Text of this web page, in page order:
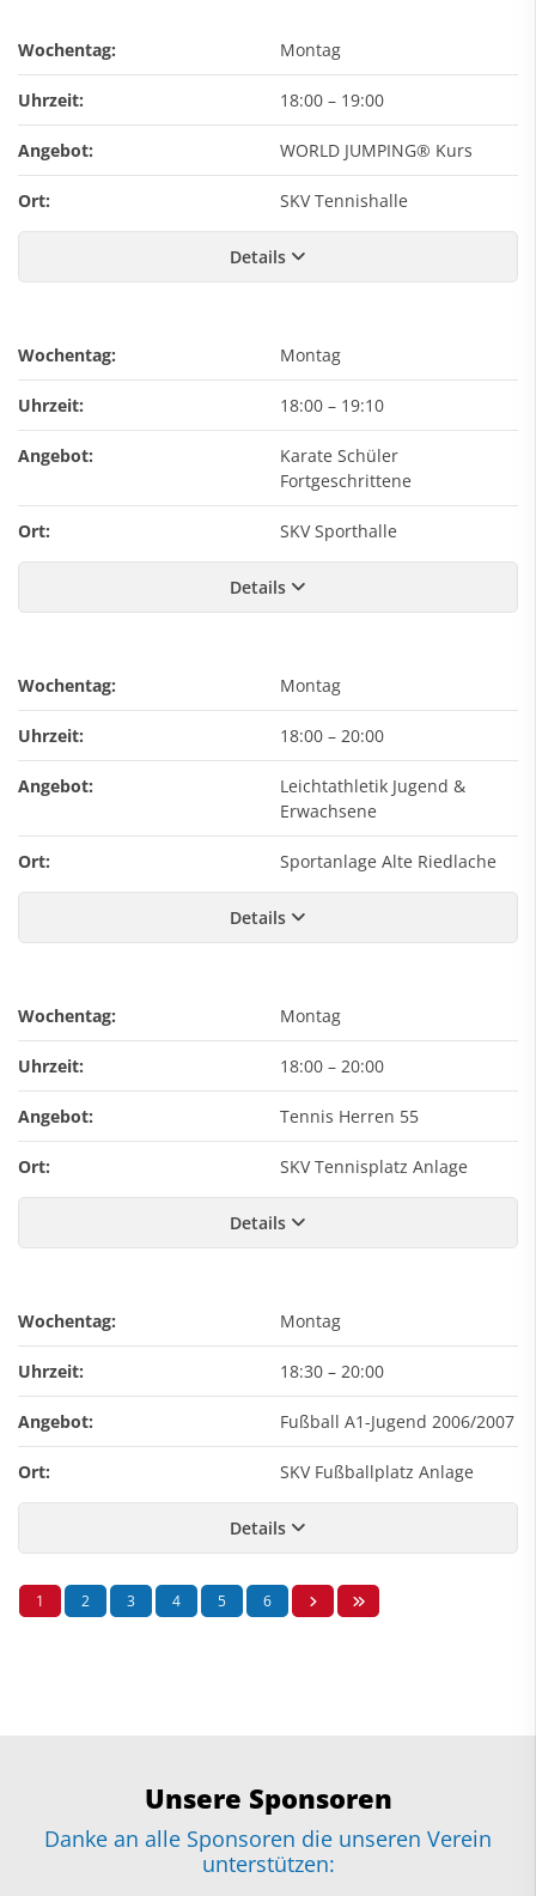
Wochentag: Montag
Uhrzeit: 18:00 – 19:00
Angebot: WORLD JUMPING® Kurs
Ort: SKV Tennishalle
Details
Wochentag: Montag
Uhrzeit: 18:00 – 19:10
Angebot:
Karate Schüler
Fortgeschrittene
Ort: SKV Sporthalle
Details
Wochentag: Montag
Uhrzeit: 18:00 – 20:00
Angebot:
Leichtathletik Jugend &
Erwachsene
Ort: Sportanlage Alte Riedlache
Details
Wochentag: Montag
Uhrzeit: 18:00 – 20:00
Angebot: Tennis Herren 55
Ort: SKV Tennisplatz Anlage
Details
Wochentag: Montag
Uhrzeit: 18:30 – 20:00
Angebot: Fußball A1-Jugend 2006/2007
Ort: SKV Fußballplatz Anlage
Details
1 2 3 4 5 6
Unsere Sponsoren
Danke an alle Sponsoren die unseren Verein
unterstützen: